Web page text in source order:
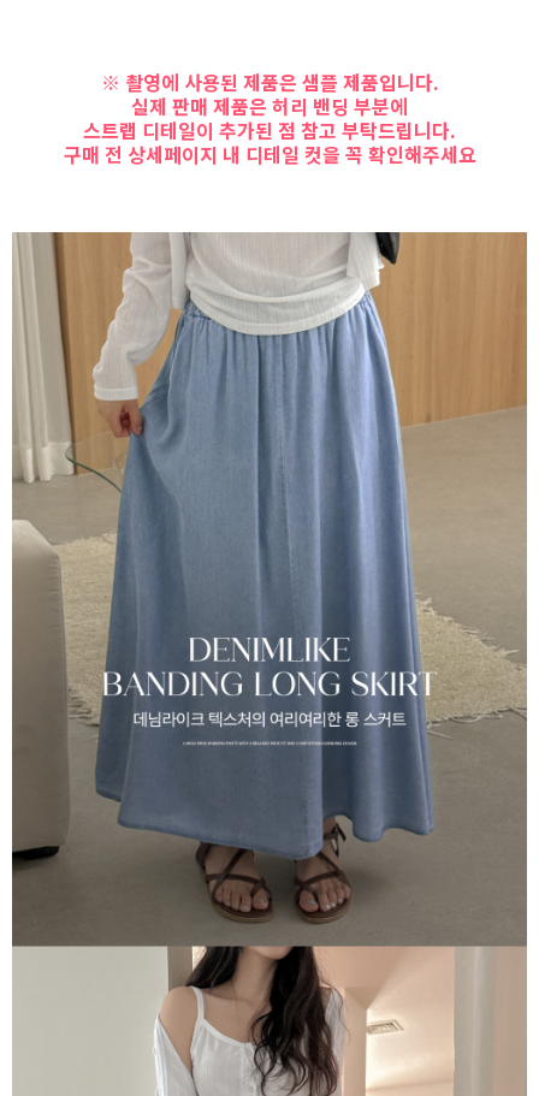
※ 촬영에 사용된 제품은 샘플 제품입니다.
실제 판매 제품은 허리 밴딩 부분에
스트랩 디테일이 추가된 점 참고 부탁드립니다.
구매 전 상세페이지 내 디테일 컷을 꼭 확인해주세요